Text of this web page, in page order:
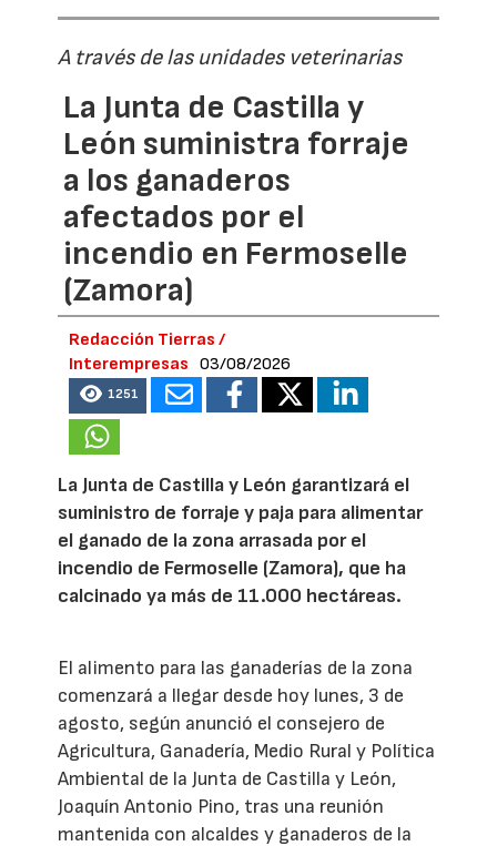
A través de las unidades veterinarias
La Junta de Castilla y
León suministra forraje
a los ganaderos
afectados por el
incendio en Fermoselle
(Zamora)
Redacción Tierras /
Interempresas
03/08/2026
1251
La Junta de Castilla y León garantizará el
suministro de forraje y paja para alimentar
el ganado de la zona arrasada por el
incendio de Fermoselle (Zamora), que ha
calcinado ya más de 11.000 hectáreas.
El alimento para las ganaderías de la zona
comenzará a llegar desde hoy lunes, 3 de
agosto, según anunció el consejero de
Agricultura, Ganadería, Medio Rural y Política
Ambiental de la Junta de Castilla y León,
Joaquín Antonio Pino, tras una reunión
mantenida con alcaldes y ganaderos de la